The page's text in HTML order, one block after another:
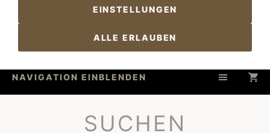
NAVIGATION EINBLENDEN
SUCHEN
EINSTELLUNGEN
ALLE ERLAUBEN